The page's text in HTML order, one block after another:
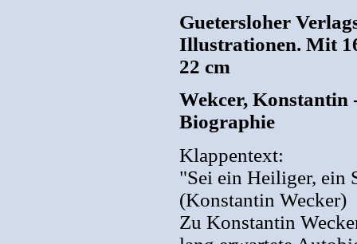
Guetersloher
Illustrationen. Mit
22 cm
Wekcer, Konstantin
Biographie
Klappentext:
"Sei ein Heiliger, ein
(Konstantin Wecker)
Zu Konstantin